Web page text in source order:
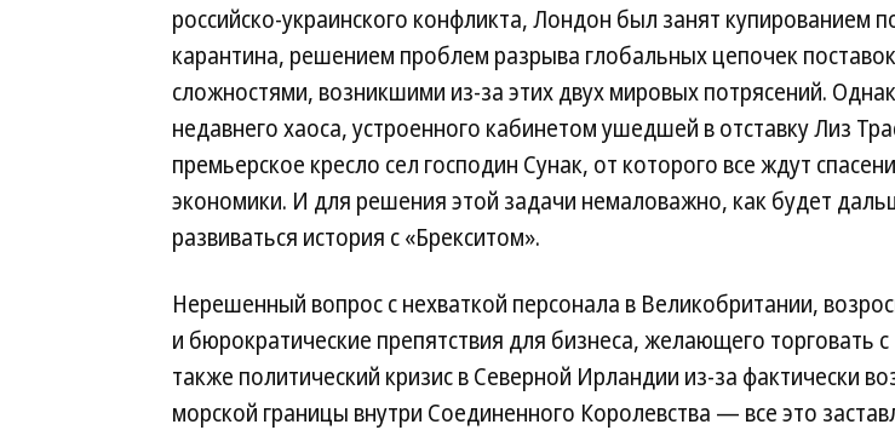
российско-украинского конфликта, Лондон был занят купированием
карантина, решением проблем разрыва глобальных цепочек
сложностями, возникшими из-за этих двух мировых потрясений.
недавнего хаоса, устроенного кабинетом ушедшей в отставку Лиз
премьерское кресло сел господин Сунак, от которого все ждут
экономики. И для решения этой задачи немаловажно, как будет
развиваться история с «Брекситом».
Нерешенный вопрос с нехваткой персонала в Великобритании,
и бюрократические препятствия для бизнеса, желающего торговать
также политический кризис в Северной Ирландии из-за фактически
морской границы внутри Соединенного Королевства — все это